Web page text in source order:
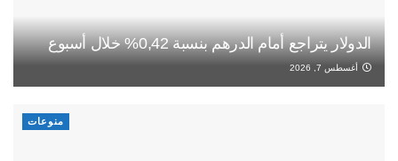
الدولار يتراجع أمام الدرهم بنسبة 0,42% خلال أسبوع
أغسطس 7, 2026
منوعات